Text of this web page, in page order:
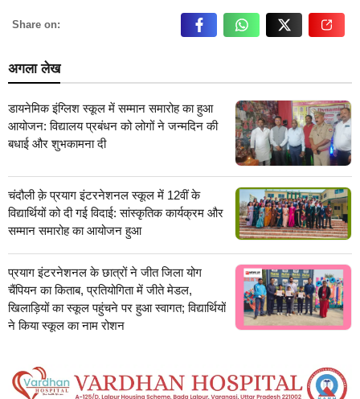
Share on:
अगला लेख
डायनेमिक इंग्लिश स्कूल में सम्मान समारोह का हुआ
आयोजन: विद्यालय प्रबंधन को लोगों ने जन्मदिन की
बधाई और शुभकामना दी
चंदौली क़े प्रयाग इंटरनेशनल स्कूल में 12वीं के
विद्यार्थियों को दी गई विदाई: सांस्कृतिक कार्यक्रम और
सम्मान समारोह का आयोजन हुआ
प्रयाग इंटरनेशनल के छात्रों ने जीत जिला योग
चैंपियन का किताब, प्रतियोगिता में जीते मेडल,
खिलाड़ियों का स्कूल पहुंचने पर हुआ स्वागत; विद्यार्थियों
ने किया स्कूल का नाम रोशन